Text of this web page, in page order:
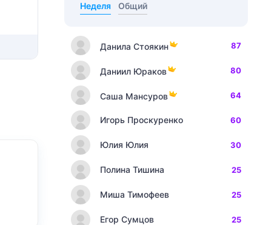
Неделя Общий
Данила Стоякин 87
Даниил Юраков 80
Саша Мансуров 64
Игорь Проскуренко 60
Юлия Юлия 30
Полина Тишина 25
Миша Тимофеев 25
Егор Сумцов 25